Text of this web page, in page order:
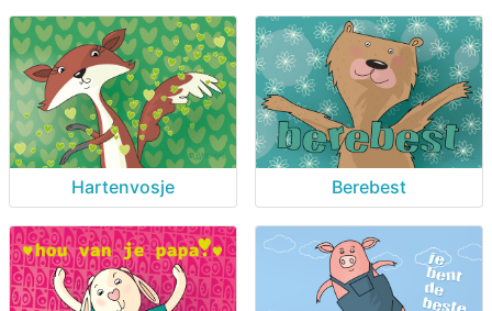
Hartenvosje Berebest